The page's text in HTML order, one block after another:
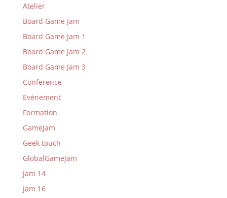
Atelier
Board Game Jam
Board Game Jam 1
Board Game Jam 2
Board Game Jam 3
Conference
Evénement
Formation
GameJam
Geek touch
GlobalGameJam
Jam 14
Jam 16